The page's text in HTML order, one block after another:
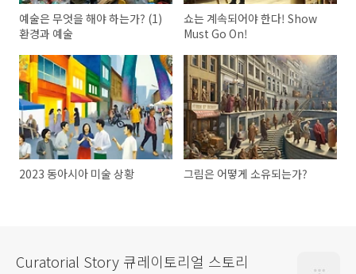
예술은 무엇을 해야 하는가? (1)
환경과 예술
쇼는 계속되어야 한다! Show
Must Go On!
2023 동아시아 미술 상황 그림은 어떻게 소유되는가?
Curatorial Story 큐레이토리얼 스토리